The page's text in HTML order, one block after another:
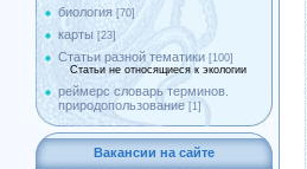
биология [70]
карты [23]
Статьи разной тематики [100]
Статьи не относящиеся к экологии
реймерс словарь терминов.
природопользование [1]
Вакансии на сайте